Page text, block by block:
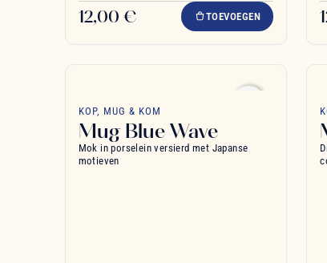
12,00 € TOEVOEGEN
KOP, MUG & KOM
Mug Blue Wave
Mok in porselein versierd met Japanse
motieven